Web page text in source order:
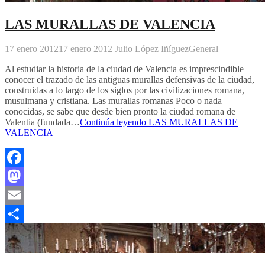
LAS MURALLAS DE VALENCIA
17 enero 201217 enero 2012 Julio López IñíguezGeneral
Al estudiar la historia de la ciudad de Valencia es imprescindible
conocer el trazado de las antiguas murallas defensivas de la ciudad,
construidas a lo largo de los siglos por las civilizaciones romana,
musulmana y cristiana. Las murallas romanas Poco o nada
conocidas, se sabe que desde bien pronto la ciudad romana de
Valentia (fundada…Continúa leyendo LAS MURALLAS DE
VALENCIA
Facebook
Mastodon
Email
Compartir